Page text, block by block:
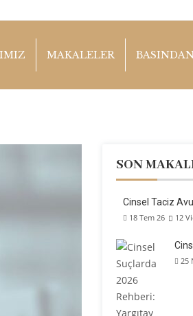
MAKALELER
SON
Cinsel Taciz
18 Tem 26 12
25